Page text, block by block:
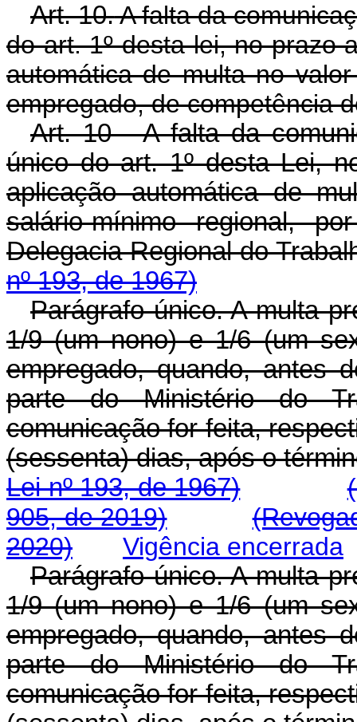
Art. 10.A falta da
do art. 1º desta lei, no prazo
automática de multa no
empregado, de competência
Art. 10 - A falta da
único do art. 1º desta Lei,
aplicação automática de
salário-mínimo regional,
Delegacia Regional do
nº 193, de 1967)
Parágrafo único. A multa
1/9 (um nono) e 1/6 (um
empregado, quando, antes
parte do Ministério do
comunicação for feita,
(sessenta) dias, após o
Lei nº 193, de 1967)
905, de 2019)
2020)
Vigência encerrada
Parágrafo único. A multa
1/9 (um nono) e 1/6 (um
empregado, quando, antes
parte do Ministério do
comunicação for feita,